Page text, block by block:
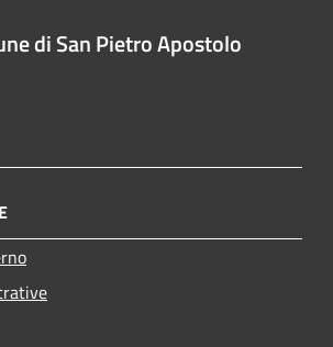
di San Pietro Apostolo